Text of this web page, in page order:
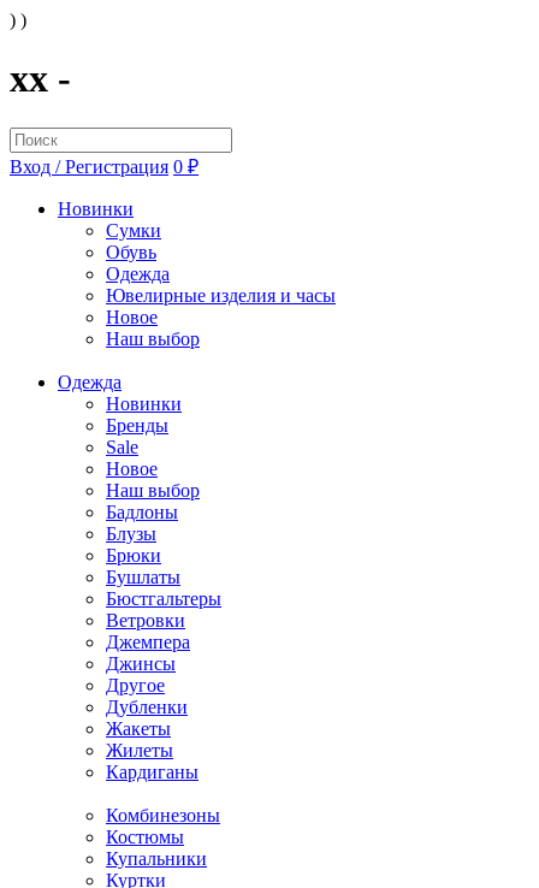
) )
xx -
Вход / Регистрация 0 ₽
Новинки
Сумки
Обувь
Одежда
Ювелирные изделия и часы
Новое
Наш выбор
Одежда
Новинки
Бренды
Sale
Новое
Наш выбор
Бадлоны
Блузы
Брюки
Бушлаты
Бюстгальтеры
Ветровки
Джемпера
Джинсы
Другое
Дубленки
Жакеты
Жилеты
Кардиганы
Комбинезоны
Костюмы
Купальники
Куртки